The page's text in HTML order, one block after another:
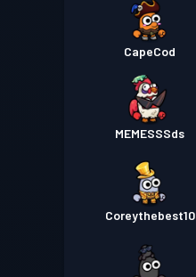
CapeCod
MEMESSSds
Coreythebest10